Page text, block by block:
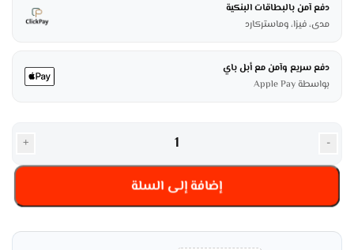
دفع آمن بالبطاقات البنكية
مدى، فيزا، وماستركارد
دفع سريع وآمن مع أبل باي
بواسطة Apple Pay
-
+
إضافة إلى السلة